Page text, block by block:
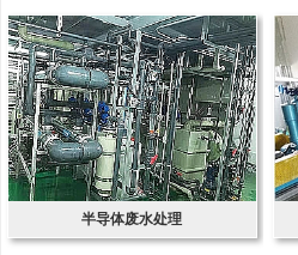
半导体废水处理